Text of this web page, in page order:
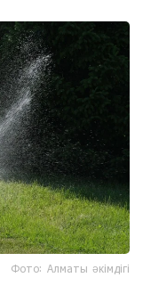
Фото: Алматы әкімдігі